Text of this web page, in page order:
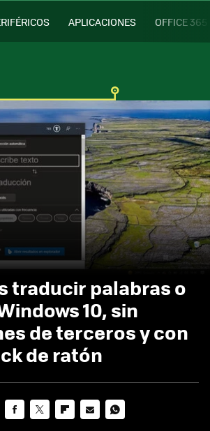
APLICACIONES OFFICE 365
traducir palabras o
10, sin
de terceros y con
de ratón